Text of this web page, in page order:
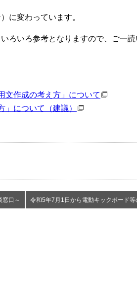
に変わっています。
ろいろ参考となりますので、ご一
作成の考え方」について
について（建議）
窓口～ 令和5年7月1日から電動キックボード